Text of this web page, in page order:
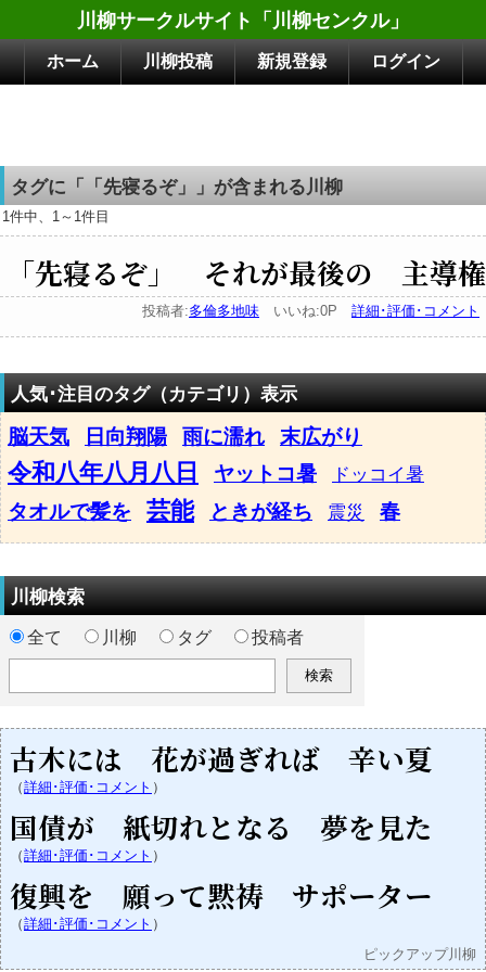
川柳サークルサイト「川柳センクル」
ホーム 川柳投稿 新規登録 ログイン
タグに「「先寝るぞ」」が含まれる川柳
1件中、1～1件目
「先寝るぞ」 それが最後の 主導権
投稿者:多倫多地味 いいね:0P 詳細･評価･コメント
人気･注目のタグ（カテゴリ）表示
脳天気 日向翔陽 雨に濡れ 末広がり
令和八年八月八日 ヤットコ暑 ドッコイ暑
タオルで髪を 芸能 ときが経ち 震災 春
川柳検索
全て 川柳 タグ 投稿者
古木には 花が過ぎれば 辛い夏
（詳細･評価･コメント ）
国債が 紙切れとなる 夢を見た
（詳細･評価･コメント ）
復興を 願って黙祷 サポーター
（詳細･評価･コメント ）
ピックアップ川柳